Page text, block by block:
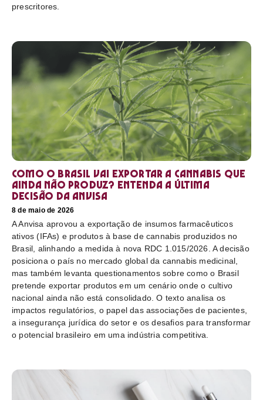
prescritores.
Como o Brasil vai exportar a cannabis que
ainda não produz? Entenda a última
decisão da Anvisa
8 de maio de 2026
A Anvisa aprovou a exportação de insumos farmacêuticos
ativos (IFAs) e produtos à base de cannabis produzidos no
Brasil, alinhando a medida à nova RDC 1.015/2026. A decisão
posiciona o país no mercado global da cannabis medicinal,
mas também levanta questionamentos sobre como o Brasil
pretende exportar produtos em um cenário onde o cultivo
nacional ainda não está consolidado. O texto analisa os
impactos regulatórios, o papel das associações de pacientes,
a insegurança jurídica do setor e os desafios para transformar
o potencial brasileiro em uma indústria competitiva.